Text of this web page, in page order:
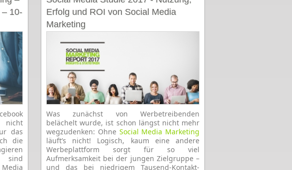
– 10-
nicht
das
die
sind
Erfolg und ROI von Social Media
Marketing
Was zunächst von Werbetreibenden
belächelt wurde, ist schon längst nicht mehr
wegzudenken: Ohne Social Media Marketing
läuft’s nicht! Logisch, kaum eine andere
Werbeplattform sorgt für so viel
Aufmerksamkeit bei der jungen Zielgruppe –
und das bei niedrigem Tausend-Kontakt-